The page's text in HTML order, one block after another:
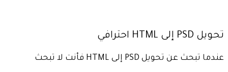
تحويل PSD إلى HTML احترافي
عندما تبحث عن تحويل PSD إلى HTML فأنت لا تبحث